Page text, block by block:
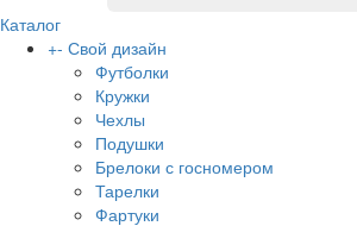
Каталог
+- Свой дизайн
Футболки
Кружки
Чехлы
Подушки
Брелоки с госномером
Тарелки
Фартуки